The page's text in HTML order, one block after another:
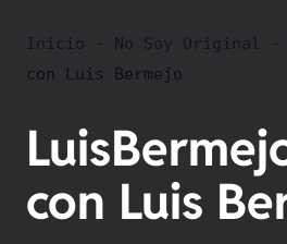
Inicio - No Soy Original -
con Luis Bermejo
con Luis